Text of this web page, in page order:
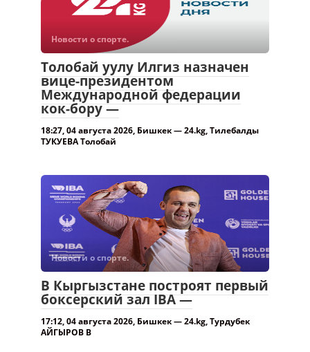
Новости о спорте.
Толобай уулу Илгиз назначен
вице-президентом
Международной федерации
кок-бору —
18:27, 04 августа 2026, Бишкек — 24.kg, Тилебалды
ТУКУЕВА Толобай
Новости о спорте.
В Кыргызстане построят первый
боксерский зал IBA —
17:12, 04 августа 2026, Бишкек — 24.kg, Турдубек
АЙГЫРОВ В